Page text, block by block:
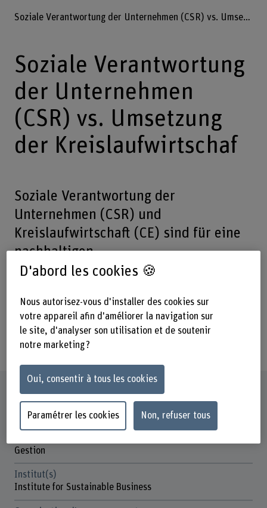
Soziale Verantwortung der Unternehmen (CSR) vs. Umsetzung der Kreislaufwirtschaf
Soziale Verantwortung
der Unternehmen
(CSR) vs. Umsetzung
der Kreislaufwirtschaf
Soziale Verantwortung der
Unternehmen (CSR) und
Kreislaufwirtschaft (CE) sind für eine
nachhaltigen
Unternehmensentwicklung von
Umsetzung, um neue praktische
wissenschaftliche Erkenntnisse zu
erhalten.
Fiche signalétique
Gestion
Institut(s)
Institute for Sustainable Business
D'abord les cookies 🍪
Nous autorisez-vous d'installer des cookies sur
votre appareil afin d'améliorer la navigation sur
le site, d'analyser son utilisation et de soutenir
notre marketing ?
Oui, consentir à tous les cookies
Paramétrer les cookies Non, refuser tous